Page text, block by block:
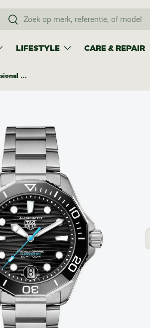
ZoekenZoeken
LIFESTYLE CARE & REPAIR
TAG Heuer Aquaracer Professional 300 Date